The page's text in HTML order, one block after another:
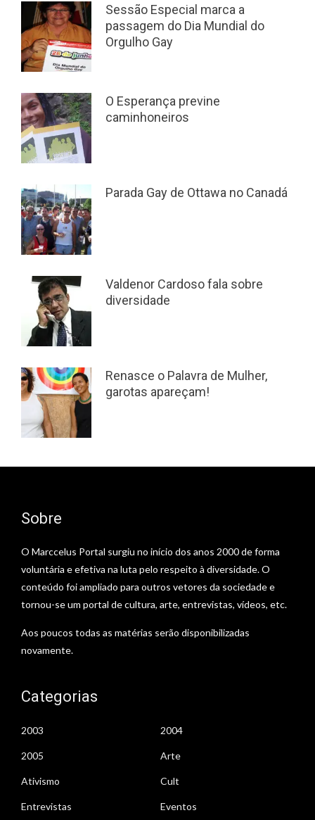
Sessão Especial marca a
passagem do Dia Mundial do
Orgulho Gay
O Esperança previne
caminhoneiros
Parada Gay de Ottawa no Canadá
Valdenor Cardoso fala sobre
diversidade
Renasce o Palavra de Mulher,
garotas apareçam!
Sobre
O Marccelus Portal surgiu no início dos anos 2000 de forma
voluntária e efetiva na luta pelo respeito à diversidade. O
conteúdo foi ampliado para outros vetores da sociedade e
tornou-se um portal de cultura, arte, entrevistas, vídeos, etc.
Aos poucos todas as matérias serão disponibilizadas
novamente.
Categorias
2003 2004
2005 Arte
Ativismo Cult
Entrevistas Eventos